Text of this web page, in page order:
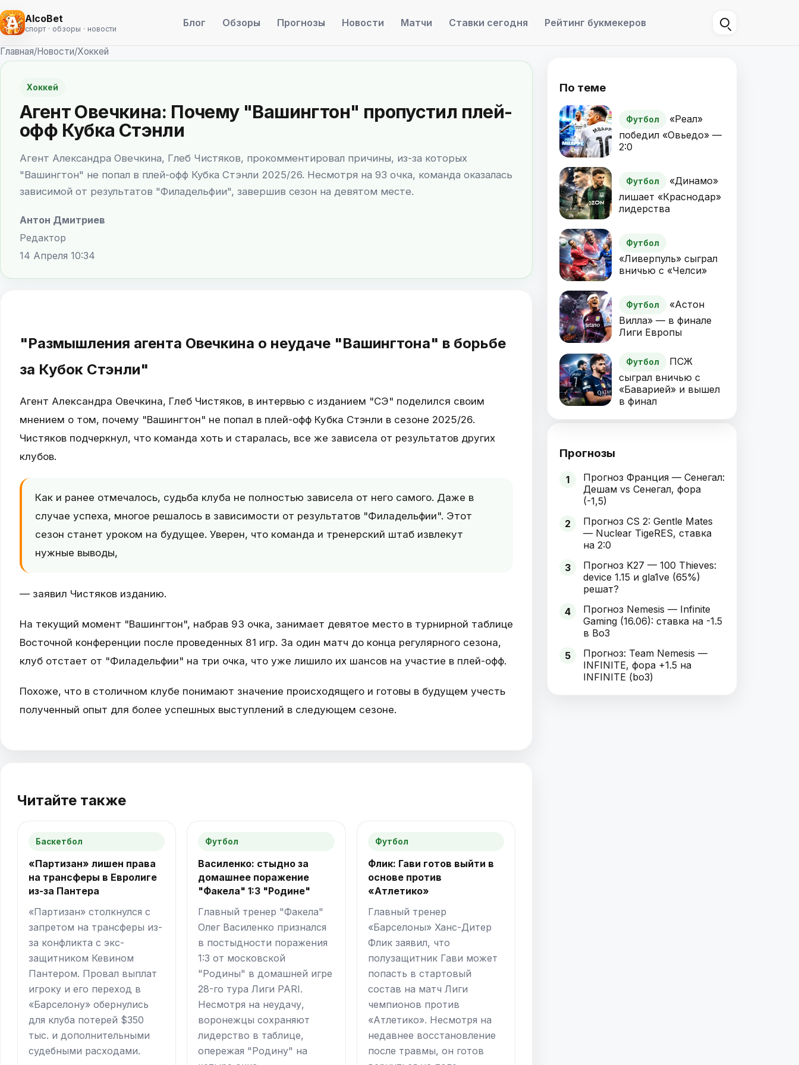
AlcoBet
спорт · обзоры · новости Блог Обзоры Прогнозы Новости Матчи Ставки сегодня Рейтинг букмекеров
Главная/Новости/Хоккей
Хоккей
Агент Овечкина: Почему "Вашингтон" пропустил плей-
офф Кубка Стэнли
Агент Александра Овечкина, Глеб Чистяков, прокомментировал причины, из-за которых
"Вашингтон" не попал в плей-офф Кубка Стэнли 2025/26. Несмотря на 93 очка, команда оказалась
зависимой от результатов "Филадельфии", завершив сезон на девятом месте.
Антон Дмитриев
Редактор
14 Апреля 10:34
"Размышления агента Овечкина о неудаче "Вашингтона" в борьбе
за Кубок Стэнли"
Агент Александра Овечкина, Глеб Чистяков, в интервью с изданием "СЭ" поделился своим
мнением о том, почему "Вашингтон" не попал в плей-офф Кубка Стэнли в сезоне 2025/26.
Чистяков подчеркнул, что команда хоть и старалась, все же зависела от результатов других
клубов.
Как и ранее отмечалось, судьба клуба не полностью зависела от него самого. Даже в
случае успеха, многое решалось в зависимости от результатов "Филадельфии". Этот
сезон станет уроком на будущее. Уверен, что команда и тренерский штаб извлекут
нужные выводы,
— заявил Чистяков изданию.
На текущий момент "Вашингтон", набрав 93 очка, занимает девятое место в турнирной таблице
Восточной конференции после проведенных 81 игр. За один матч до конца регулярного сезона,
клуб отстает от "Филадельфии" на три очка, что уже лишило их шансов на участие в плей-офф.
Похоже, что в столичном клубе понимают значение происходящего и готовы в будущем учесть
полученный опыт для более успешных выступлений в следующем сезоне.
Читайте также
Баскетбол
«Партизан» лишен права
на трансферы в Евролиге
из-за Пантера
«Партизан» столкнулся с
запретом на трансферы из-
за конфликта с экс-
защитником Кевином
Пантером. Провал выплат
игроку и его переход в
«Барселону» обернулись
для клуба потерей $350
тыс. и дополнительными
судебными расходами.
Футбол
Василенко: стыдно за
домашнее поражение
"Факела" 1:3 "Родине"
Главный тренер "Факела"
Олег Василенко признался
в постыдности поражения
1:3 от московской
"Родины" в домашней игре
28-го тура Лиги PARI.
Несмотря на неудачу,
воронежцы сохраняют
лидерство в таблице,
опережая "Родину" на
Футбол
Флик: Гави готов выйти в
основе против
«Атлетико»
Главный тренер
«Барселоны» Ханс-Дитер
Флик заявил, что
полузащитник Гави может
попасть в стартовый
состав на матч Лиги
чемпионов против
«Атлетико». Несмотря на
недавнее восстановление
после травмы, он готов
По теме
Футбол
«Реал»
победил «Овьедо» —
2:0
Футбол
«Динамо»
лишает «Краснодар»
лидерства
Футбол
«Ливерпуль» сыграл
вничью с «Челси»
Футбол
«Астон
Вилла» — в финале
Лиги Европы
Футбол
ПСЖ
сыграл вничью с
«Баварией» и вышел
в финал
Прогнозы
1
Прогноз Франция — Сенегал:
Дешам vs Сенегал, фора
(-1,5)
2
Прогноз CS 2: Gentle Mates
— Nuclear TigeRES, ставка
на 2:0
3
Прогноз K27 — 100 Thieves:
device 1.15 и gla1ve (65%)
решат?
4
Прогноз Nemesis — Infinite
Gaming (16.06): ставка на -1.5
в Bo3
5
Прогноз: Team Nemesis —
INFINITE, фора +1.5 на
INFINITE (bo3)